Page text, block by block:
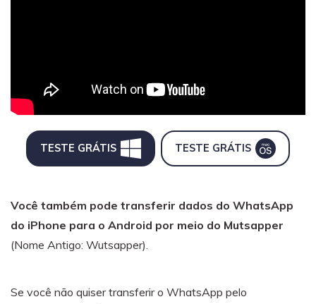
TESTE GRÁTIS TESTE GRÁTIS
Você também pode transferir dados do WhatsApp
do iPhone para o Android por meio do Mutsapper
(Nome Antigo: Wutsapper).
Se você não quiser transferir o WhatsApp pelo